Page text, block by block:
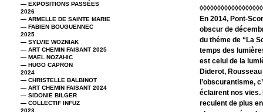
— EXPOSITIONS PASSÉES
2026
— ARMELLE DE SAINTE MARIE
— FABIEN BOUGUENNEC
2025
— SYLVIE WOZNIAK
— ART CHEMIN FAISANT 2025
— MAEL NOZAHIC
— HUGO CAPRON
2024
— CHRISTELLE BALBINOT
— ART CHEMIN FAISANT 2024
— SIDONIE BILGER
— COLLECTIF INFUZ
2023
En 2014, Pont-
obscur de
du théme de “La
temps des
est celui de la
Diderot,
l’obscurantisme,
éclairent nos vies.
reculent de plus